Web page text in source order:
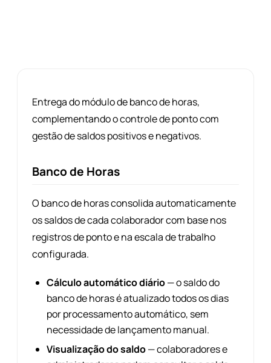
Entrega do módulo de banco de horas,
complementando o controle de ponto com
gestão de saldos positivos e negativos.
Banco de Horas
O banco de horas consolida automaticamente
os saldos de cada colaborador com base nos
registros de ponto e na escala de trabalho
configurada.
Cálculo automático diário— o saldo do
banco de horas é atualizado todos os dias
por processamento automático, sem
necessidade de lançamento manual.
Visualização do saldo— colaboradores e